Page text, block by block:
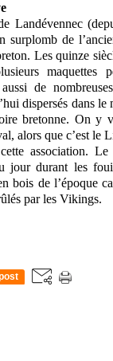
Landévennec
surplomb de
Les quinze
maquettes
de
dispersés dans le
bretonne. On y
alors que c’est
association.
jour durant les
bois de l’époque
par les Vikings.